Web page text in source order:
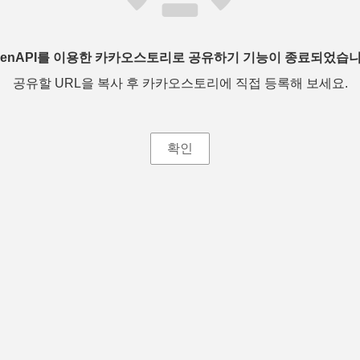
를 이용한 카카오스토리로 공유하기 기능이 종료되었습
공유할 URL을 복사 후 카카오스토리에 직접 등록해 보세요.
확인